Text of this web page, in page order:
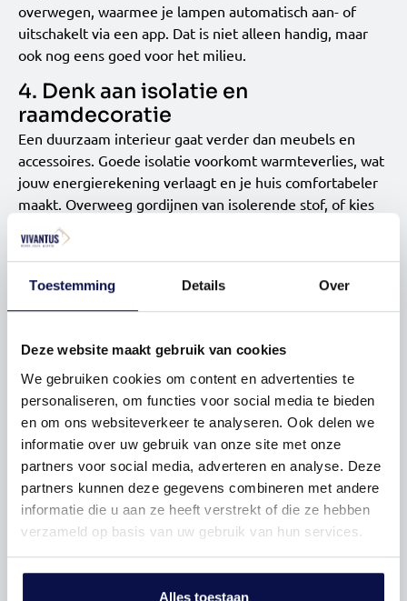
Toestemming Details Over
Deze website maakt gebruik van cookies
We gebruiken cookies om content en advertenties te
personaliseren, om functies voor social media te bieden
en om ons websiteverkeer te analyseren. Ook delen we
informatie over uw gebruik van onze site met onze
partners voor social media, adverteren en analyse. Deze
partners kunnen deze gegevens combineren met andere
informatie die u aan ze heeft verstrekt of die ze hebben
verzameld op basis van uw gebruik van hun services.
Alles toestaan
overwegen, waarmee je lampen automatisch aan- of
uitschakelt via een app. Dat is niet alleen handig, maar
ook nog eens goed voor het milieu.
4. Denk aan isolatie en
raamdecoratie
Een duurzaam interieur gaat verder dan meubels en
accessoires. Goede isolatie voorkomt warmteverlies, wat
jouw energierekening verlaagt en je huis comfortabeler
maakt. Overweeg gordijnen van isolerende stof, of kies
voor duurzame raamdecoratie zoals houten jaloezieën.
Deze zien er niet alleen stijlvol uit, maar helpen ook om
5. Geef je accessoires een tweede
Accessoires zoals kussens, vloerkleden en vazen zijn de
finishing touch in je interieur. Maar wist je dat je met
kleine aanpassingen deze items een nieuw leven kunt
geven? Denk aan het herbekleden van een kussen of het
verven van een oude vaas. Zo creëer je een uniek
interieur zonder nieuwe spullen aan te schaffen.
6. Werk met planten voor een
gezond binnenklimaat
planten zoals de sansevieria of de lepelplant. Ze